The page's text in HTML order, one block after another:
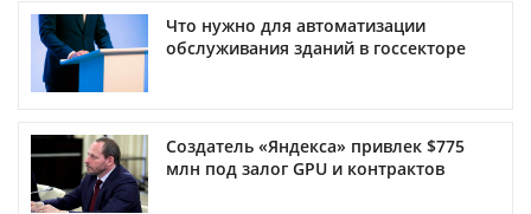
Что нужно для автоматизации
обслуживания зданий в госсекторе
Создатель «Яндекса» привлек $775
млн под залог GPU и контрактов